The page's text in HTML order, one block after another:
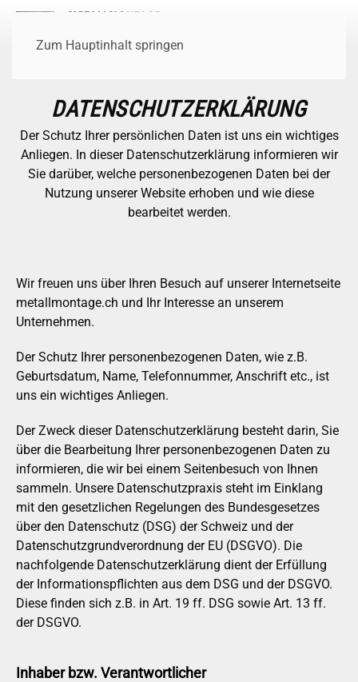
Zum Hauptinhalt springen
DATENSCHUTZERKLÄRUNG
Der Schutz Ihrer persönlichen Daten ist uns ein wichtiges
Anliegen. In dieser Datenschutzerklärung informieren wir
Sie darüber, welche personenbezogenen Daten bei der
Nutzung unserer Website erhoben und wie diese
bearbeitet werden.
Wir freuen uns über Ihren Besuch auf unserer Internetseite
metallmontage.ch und Ihr Interesse an unserem
Unternehmen.
Der Schutz Ihrer personenbezogenen Daten, wie z.B.
Geburtsdatum, Name, Telefonnummer, Anschrift etc., ist
uns ein wichtiges Anliegen.
Der Zweck dieser Datenschutzerklärung besteht darin, Sie
über die Bearbeitung Ihrer personenbezogenen Daten zu
informieren, die wir bei einem Seitenbesuch von Ihnen
sammeln. Unsere Datenschutzpraxis steht im Einklang
mit den gesetzlichen Regelungen des Bundesgesetzes
über den Datenschutz (DSG) der Schweiz und der
Datenschutzgrundverordnung der EU (DSGVO). Die
nachfolgende Datenschutzerklärung dient der Erfüllung
der Informationspflichten aus dem DSG und der DSGVO.
Diese finden sich z.B. in Art. 19 ff. DSG sowie Art. 13 ff.
der DSGVO.
Inhaber bzw. Verantwortlicher